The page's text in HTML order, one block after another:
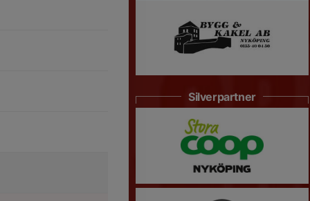
Silverpartner